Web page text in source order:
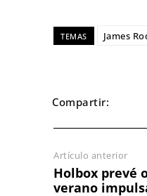
TEMAS James
Compartir:
Artículo anterior
Holbox prevé
verano